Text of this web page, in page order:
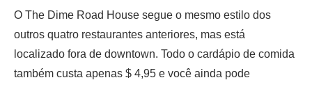
O The Dime Road House segue o mesmo estilo dos
outros quatro restaurantes anteriores, mas está
localizado fora de downtown. Todo o cardápio de comida
também custa apenas $ 4,95 e você ainda pode